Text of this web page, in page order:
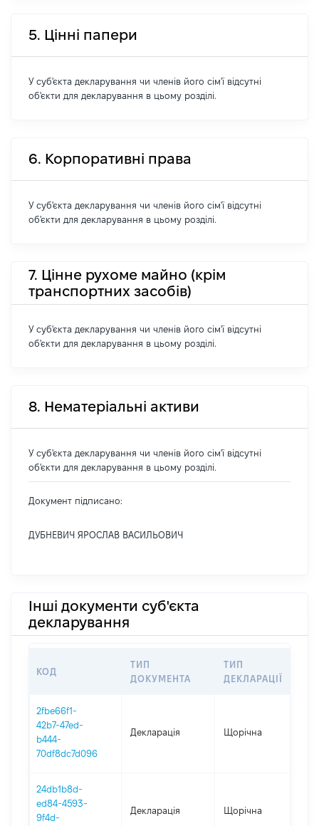
5. Цінні папери
У суб'єкта декларування чи членів його сім'ї відсутні
об'єкти для декларування в цьому розділі.
6. Корпоративні права
У суб'єкта декларування чи членів його сім'ї відсутні
об'єкти для декларування в цьому розділі.
7. Цінне рухоме майно (крім
транспортних засобів)
У суб'єкта декларування чи членів його сім'ї відсутні
об'єкти для декларування в цьому розділі.
8. Нематеріальні активи
У суб'єкта декларування чи членів його сім'ї відсутні
об'єкти для декларування в цьому розділі.
Документ підписано:
ДУБНЕВИЧ ЯРОСЛАВ ВАСИЛЬОВИЧ
Інші документи суб'єкта
декларування
КОД
ТИП
ДОКУМЕНТА
ТИП
ДЕКЛАРАЦІЇ
2fbe66f1-
42b7-47ed-
b444-
70df8dc7d096
Декларація Щорічна
24db1b8d-
ed84-4593-
9f4d-
Декларація Щорічна